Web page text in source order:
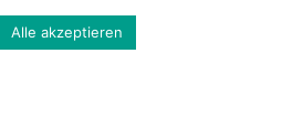
Alle akzeptieren